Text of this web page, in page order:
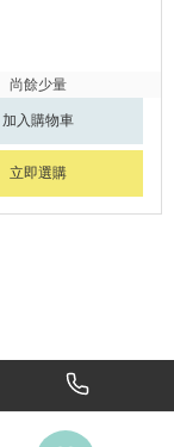
尚餘少量
加入購物車
立即選購